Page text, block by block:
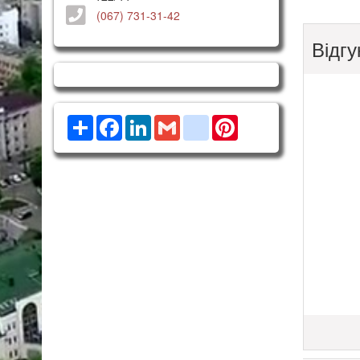
(067) 731-31-42
РесурсFacebook
LinkedInGmailgoogle_bookmarks
Pinterest